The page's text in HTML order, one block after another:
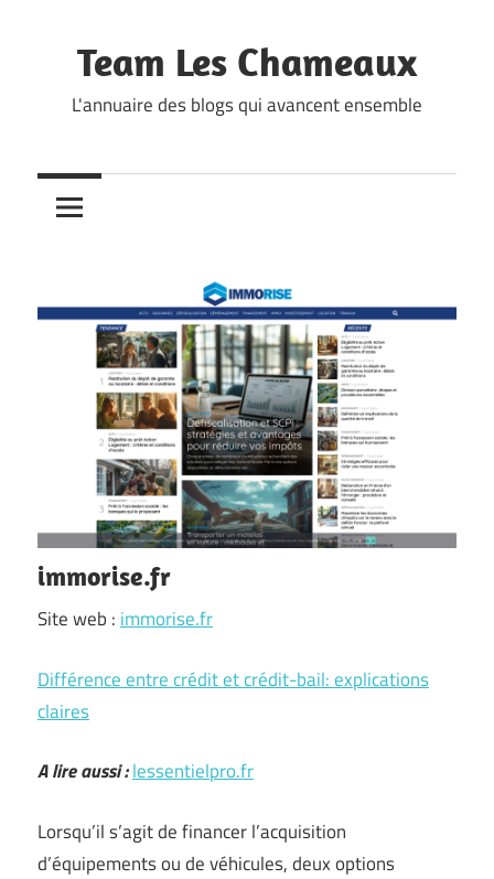
contentTeam Les Chameaux
L'annuaire des blogs qui avancent ensemble
immorise.fr
Site web : immorise.fr
Différence entre crédit et crédit-bail: explications
claires
A lire aussi :lessentielpro.fr
Lorsqu’il s’agit de financer l’acquisition
d’équipements ou de véhicules, deux options